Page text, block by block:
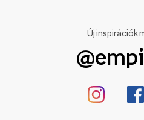
Új inspirációk